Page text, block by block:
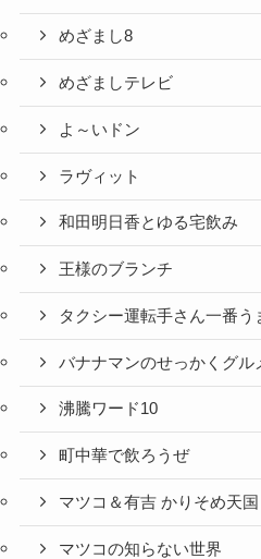
めざまし8
めざましテレビ
よ～いドン
ラヴィット
和田明日香とゆる宅飲み
王様のブランチ
タクシー運転手さん一番う
バナナマンのせっかくグル
沸騰ワード10
町中華で飲ろうぜ
マツコ＆有吉 かりそめ天国
マツコの知らない世界